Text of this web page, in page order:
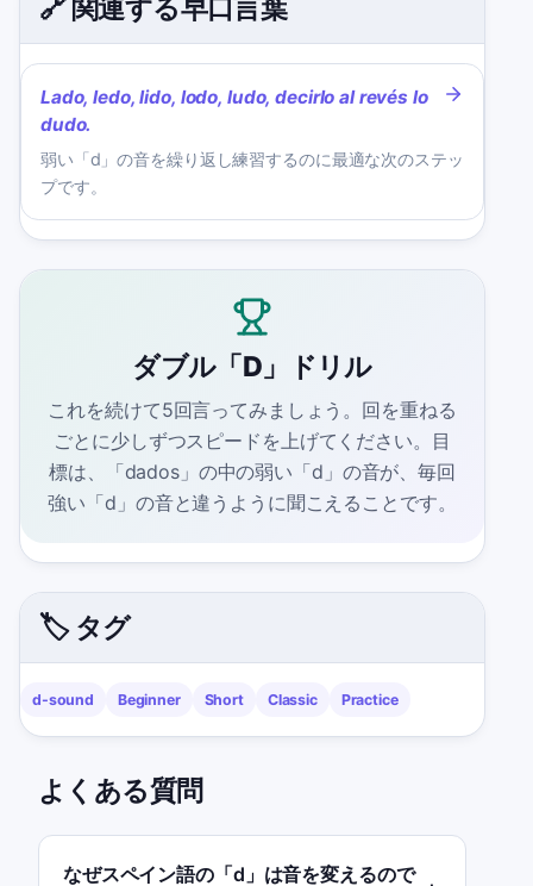
🔗 関連する早口言葉
Lado, ledo, lido, lodo, ludo, decirlo al revés lo
dudo.
弱い「d」の音を繰り返し練習するのに最適な次のステッ
プです。
ダブル「D」ドリル
これを続けて5回言ってみましょう。回を重ねる
ごとに少しずつスピードを上げてください。目
標は、「dados」の中の弱い「d」の音が、毎回
強い「d」の音と違うように聞こえることです。
🏷️ タグ
d-sound Beginner Short Classic Practice
よくある質問
なぜスペイン語の「d」は音を変えるので